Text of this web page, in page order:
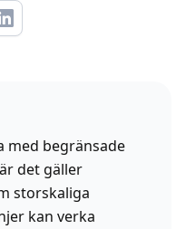
med begränsade
det gäller
storskaliga
kan verka